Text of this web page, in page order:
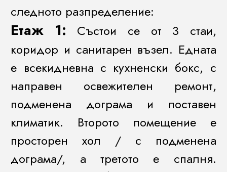
следното разпределение:
Етаж 1: Състои се от 3 стаи,
коридор и санитарен възел. Едната
е всекидневна с кухненски бокс, с
направен освежителен ремонт,
подменена дограма и поставен
климатик. Второто помещение е
просторен хол / с подменена
дограма/, а третото е спалня.